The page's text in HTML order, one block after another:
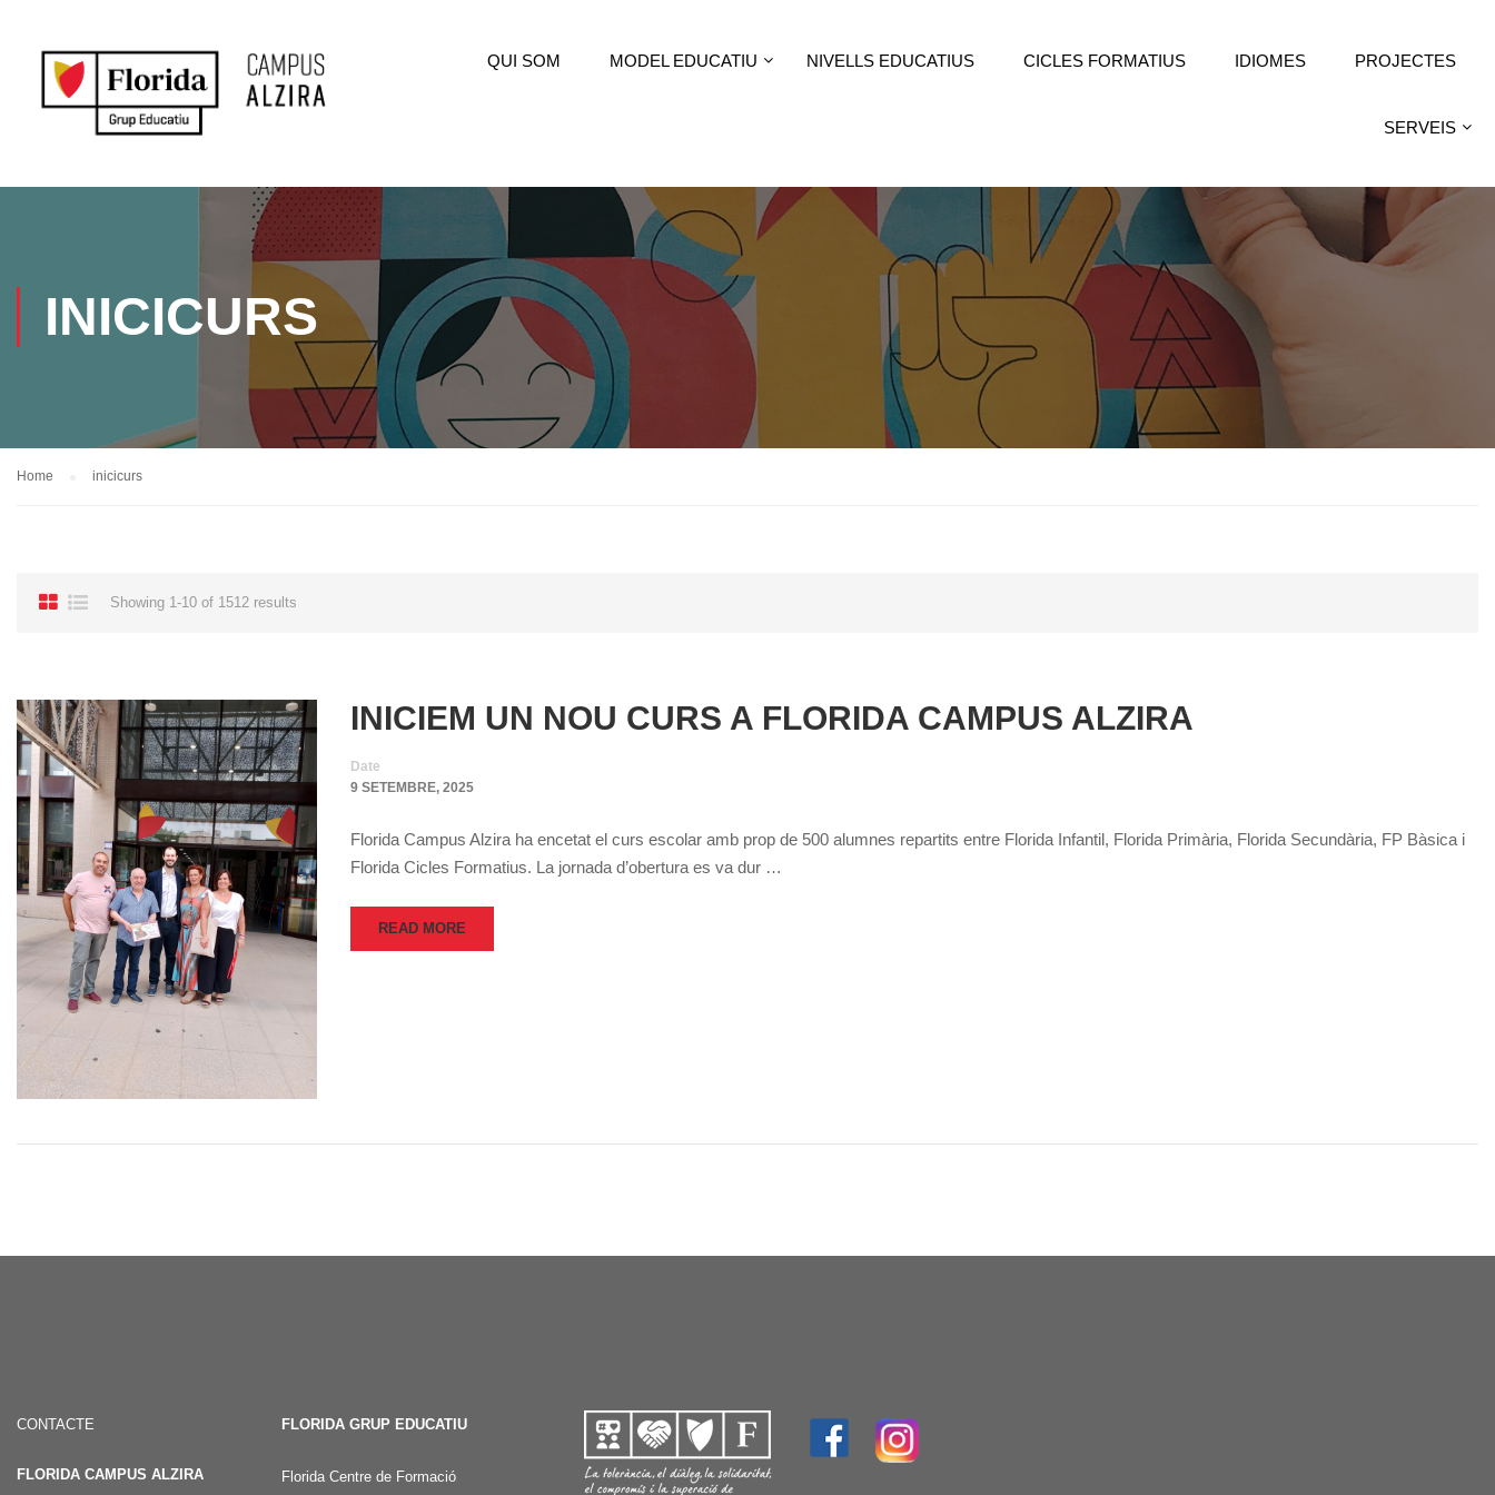
QUI SOM MODEL EDUCATIU NIVELLS EDUCATIUS CICLES FORMATIUS IDIOMES PROJECTES
SERVEIS
INICICURS
Home inicicurs
Showing 1-10 of 1512 results
INICIEM UN NOU CURS A FLORIDA CAMPUS ALZIRA
Date
9 SETEMBRE, 2025
Florida Campus Alzira ha encetat el curs escolar amb prop de 500 alumnes repartits entre Florida Infantil, Florida Primària, Florida Secundària, FP Bàsica i
Florida Cicles Formatius. La jornada d’obertura es va dur …
READ MORE
CONTACTE
FLORIDA CAMPUS ALZIRA
FLORIDA GRUP EDUCATIU
Florida Centre de Formació